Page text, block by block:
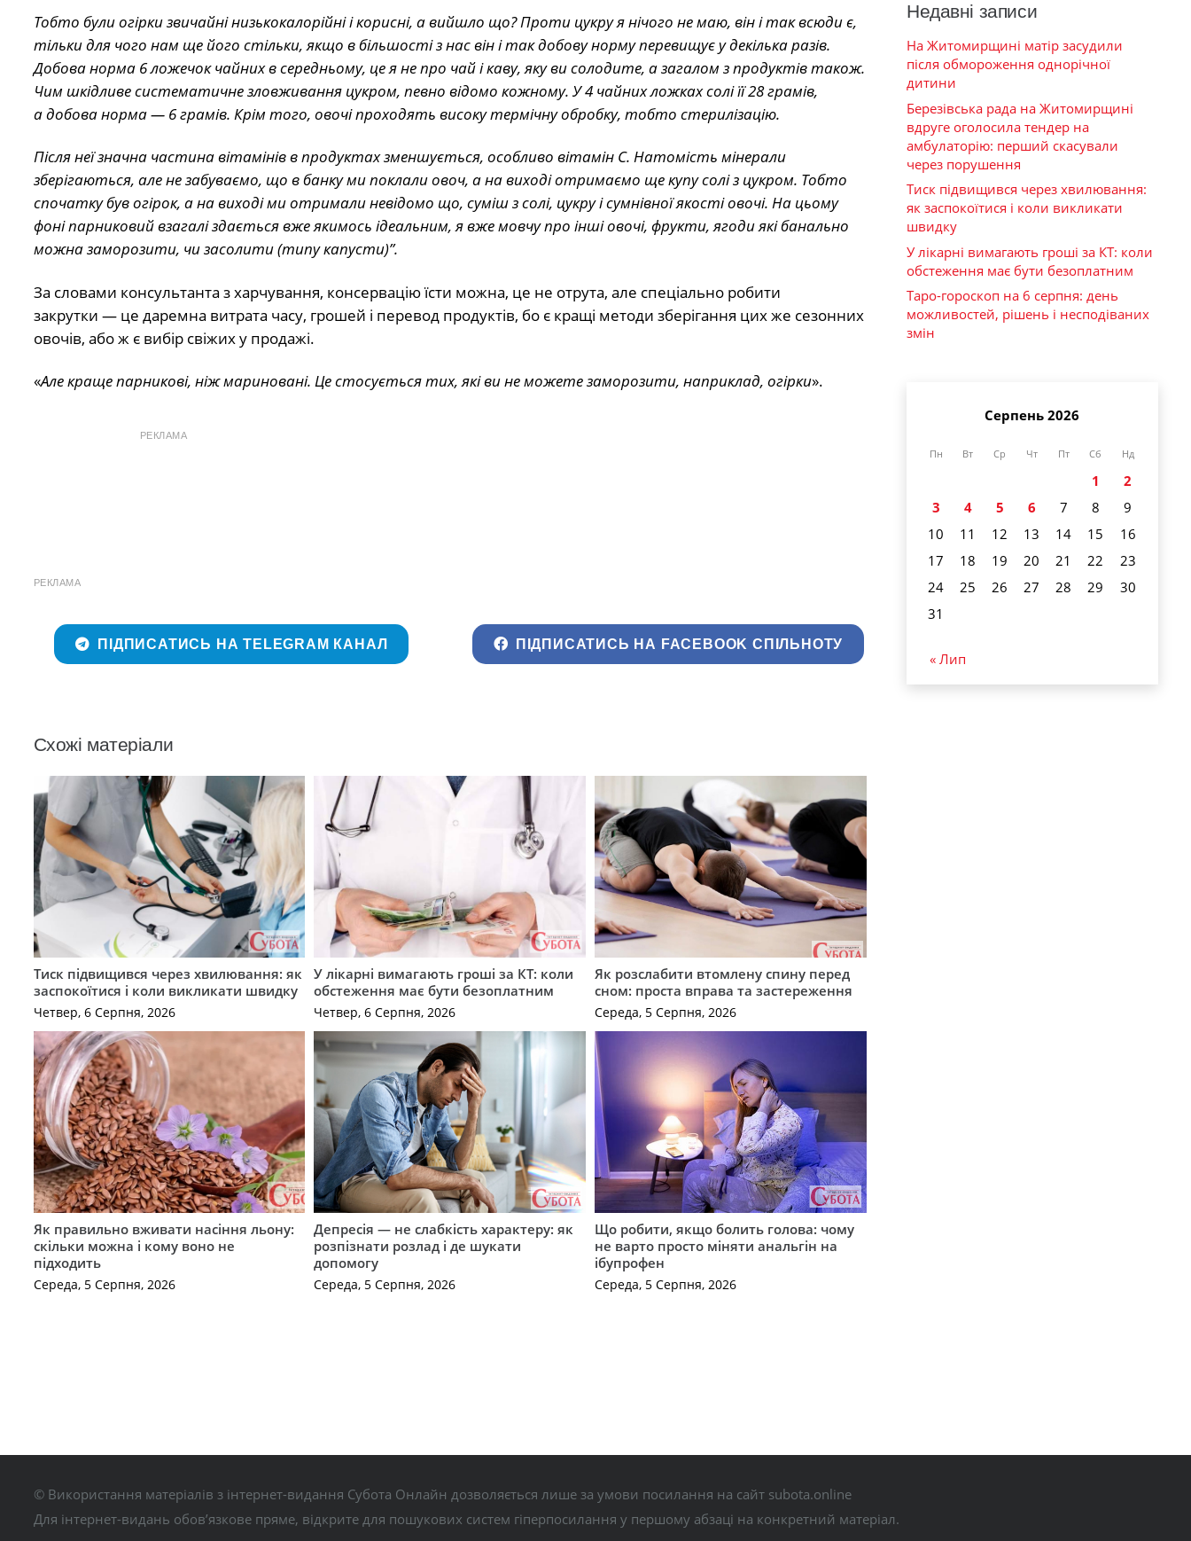
Тобто були огірки звичайні низькокалорійні і корисні, а вийшло що? Проти цукру я нічого не маю, він і так всюди є,
тільки для чого нам ще його стільки, якщо в більшості з нас він і так добову норму перевищує у декілька разів.
Добова норма 6 ложечок чайних в середньому, це я не про чай і каву, яку ви солодите, а загалом з продуктів також.
Чим шкідливе систематичне зловживання цукром, певно відомо кожному. У 4 чайних ложках солі її 28 грамів,
а добова норма — 6 грамів. Крім того, овочі проходять високу термічну обробку, тобто стерилізацію.
Після неї значна частина вітамінів в продуктах зменшується, особливо вітамін С. Натомість мінерали
зберігаються, але не забуваємо, що в банку ми поклали овоч, а на виході отримаємо ще купу солі з цукром. Тобто
спочатку був огірок, а на виході ми отримали невідомо що, суміш з солі, цукру і сумнівної якості овочі. На цьому
фоні парниковий взагалі здається вже якимось ідеальним, я вже мовчу про інші овочі, фрукти, ягоди які банально
можна заморозити, чи засолити (типу капусти)”.
За словами консультанта з харчування, консервацію їсти можна, це не отрута, але спеціально робити
закрутки — це даремна витрата часу, грошей і перевод продуктів, бо є кращі методи зберігання цих же сезонних
овочів, або ж є вибір свіжих у продажі.
«Але краще парникові, ніж мариновані. Це стосується тих, які ви не можете заморозити, наприклад, огірки».
РЕКЛАМА
РЕКЛАМА
ПІДПИСАТИСЬ НА TELEGRAM КАНАЛ ПІДПИСАТИСЬ НА FACEBOOK СПІЛЬНОТУ
Схожі матеріали
Тиск підвищився через хвилювання: як
заспокоїтися і коли викликати швидку
Четвер, 6 Серпня, 2026
У лікарні вимагають гроші за КТ: коли
обстеження має бути безоплатним
Четвер, 6 Серпня, 2026
Як розслабити втомлену спину перед
сном: проста вправа та застереження
Середа, 5 Серпня, 2026
Як правильно вживати насіння льону:
скільки можна і кому воно не
підходить
Середа, 5 Серпня, 2026
Депресія — не слабкість характеру: як
розпізнати розлад і де шукати
допомогу
Середа, 5 Серпня, 2026
Що робити, якщо болить голова: чому
не варто просто міняти анальгін на
ібупрофен
Середа, 5 Серпня, 2026
Недавні записи
На Житомирщині матір засудили
після обмороження однорічної
дитини
Березівська рада на Житомирщині
вдруге оголосила тендер на
амбулаторію: перший скасували
через порушення
Тиск підвищився через хвилювання:
як заспокоїтися і коли викликати
швидку
У лікарні вимагають гроші за КТ: коли
обстеження має бути безоплатним
Таро-гороскоп на 6 серпня: день
можливостей, рішень і несподіваних
змін
Серпень 2026
Пн Вт Ср Чт Пт Сб Нд
1
2
3
4 5 6 7 8
9
10
11 12 13 14 15
16
17
18 19 20 21 22
23
24
25 26 27 28 29
30
31
« Лип
© Використання матеріалів з інтернет-видання Субота Онлайн дозволяється лише за умови посилання на сайт subota.online
Для інтернет-видань обов’язкове пряме, відкрите для пошукових систем гіперпосилання у першому абзаці на конкретний матеріал.